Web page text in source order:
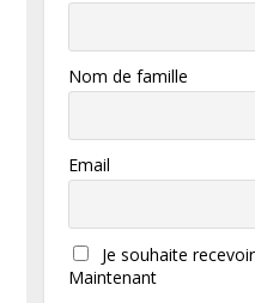
Nom de famille
Email
Je souhaite
Maintenant